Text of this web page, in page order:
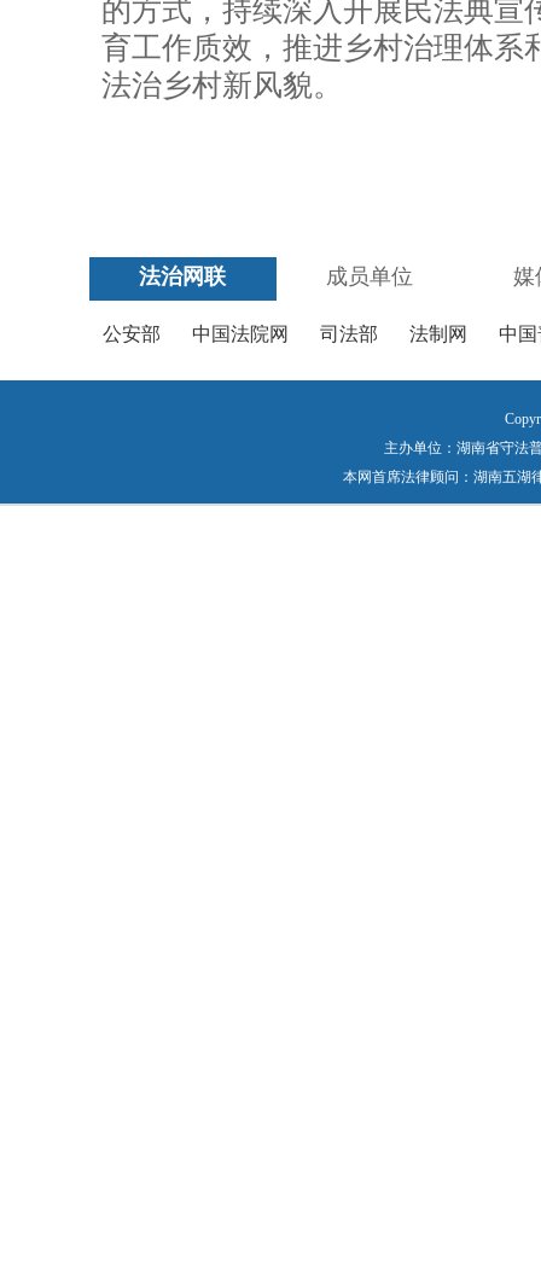
的方式，持续深入开展民法典宣
育工作质效，推进乡村治理体系
法治乡村新风貌。
法治网联 成员单位 媒
公安部 中国法院网 司法部 法制网 中
主办单位：湖南省守法
本网首席法律顾问：湖南五湖